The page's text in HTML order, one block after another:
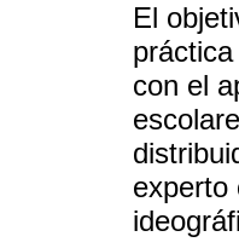
El
con el
experto